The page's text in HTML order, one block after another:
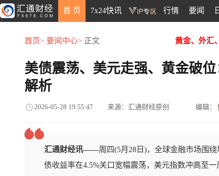
首 页 7x24快讯 行情 要闻
首页> 要闻中心> 正文 黄金、外汇
美债震荡、美元走强、黄金破
解析
2026-05-28 19:55:47 来源：汇通财经原创 编辑：
汇通财经讯——周四(5月28日)，全球金融市场围
债收益率在4.5%关口宽幅震荡，美元指数冲高至